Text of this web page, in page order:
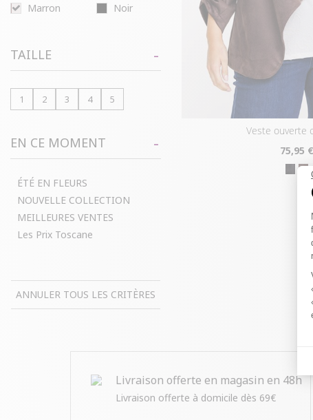
Marron
Noir
TAILLE
1 2 3 4 5
EN CE MOMENT
ÉTÉ EN FLEURS
NOUVELLE COLLECTION
MEILLEURES VENTES
Les Prix Toscane
ANNULER TOUS LES CRITÈRES
veste ouverte
75,95 €
Livraison offerte en magasin en 48h
Livraison offerte à domicile dès 69€